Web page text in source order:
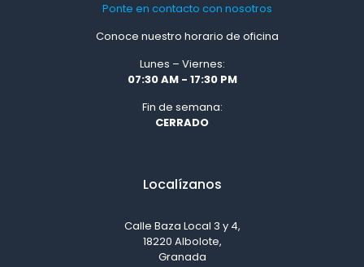
Ponte en contacto con nosotros
Conoce nuestro horario de oficina
Lunes – Viernes:
07:30 AM - 17:30 PM
Fin de semana:
CERRADO
Localízanos
Calle Baza Local 3 y 4,
18220 Albolote,
Granada